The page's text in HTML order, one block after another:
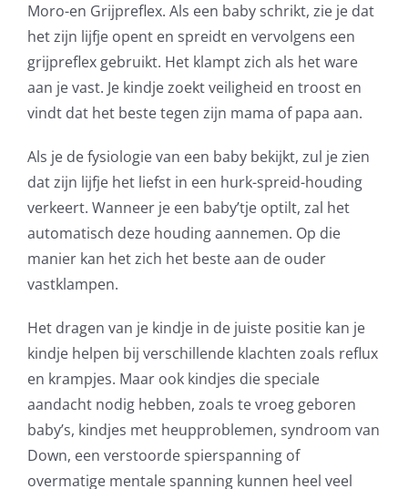
Moro-en Grijpreflex. Als een baby schrikt, zie je dat
het zijn lijfje opent en spreidt en vervolgens een
grijpreflex gebruikt. Het klampt zich als het ware
aan je vast. Je kindje zoekt veiligheid en troost en
vindt dat het beste tegen zijn mama of papa aan.
Als je de fysiologie van een baby bekijkt, zul je zien
dat zijn lijfje het liefst in een hurk-spreid-houding
verkeert. Wanneer je een baby’tje optilt, zal het
automatisch deze houding aannemen. Op die
manier kan het zich het beste aan de ouder
vastklampen.
Het dragen van je kindje in de juiste positie kan je
kindje helpen bij verschillende klachten zoals reflux
en krampjes. Maar ook kindjes die speciale
aandacht nodig hebben, zoals te vroeg geboren
baby’s, kindjes met heupproblemen, syndroom van
Down, een verstoorde spierspanning of
overmatige mentale spanning kunnen heel veel